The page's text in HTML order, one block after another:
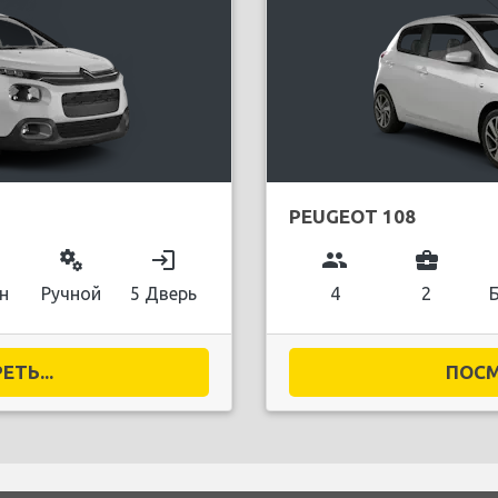
miscellaneous_services
Ручной
login
5 Дверь
PEUGEOT 108
group
4
business_center
2